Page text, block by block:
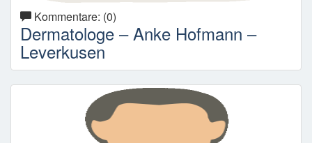
Kommentare: (0)
Dermatologe – Anke Hofmann –
Leverkusen